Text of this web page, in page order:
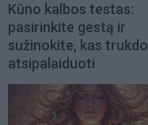
Kūno kalbos testas:
pasirinkite gestą ir
sužinokite, kas trukdo
atsipalaiduoti